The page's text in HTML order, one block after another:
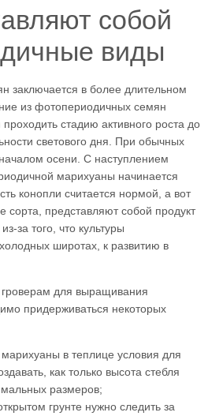
собой
виды
заключается в более длительном
из фотопериодичных семян
стадию активного роста до
светового дня. При обычных
осени. С наступлением
марихуаны начинается
конопли считается нормой, а вот
сорта, представляют собой продукт
за того, что культуры
широтах, к развитию в
гроверам для выращивания
придерживаться некоторых
марихуаны в теплице условия для
как только высота стебля
размеров;
грунте нужно следить за